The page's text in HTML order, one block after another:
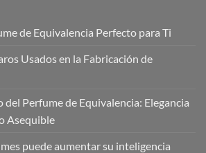
de Equivalencia Perfecto para Ti
Usados en la Fabricación de
del Perfume de Equivalencia: Elegancia
Asequible
puede aumentar su inteligencia